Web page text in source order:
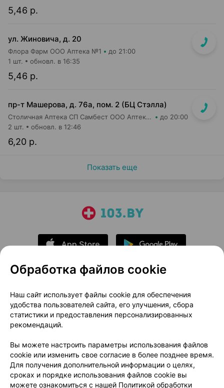
5,46 р.
ул. Жиновича, д. 20
Флора Фарм ООО Аптека №1 до 21:00
5,46 р.
1 шт. обновл. в 16:35
пр-т Машерова, д. 76а, пом. 2 (БЦ Стэлла)
Столичная Аптека СП Самбест ООО Аптека №26 до 20:00
6,20 р.
2 шт. обновл. в 12:46
Показать еще
О проекте
Новости проекта
Размещение рекламы
Медицинский маркетинг
Публичный договор
Доставка
Способы оплаты
Вакансии
Партнеры
Написать руководителю 103.by
Написать в поддержку
Обработка файлов cookie
Наш сайт использует файлы cookie для обеспечения
удобства пользователей сайта, его улучшения, сбора
статистики и предоставления персонализированных
рекомендаций.
Вы можете настроить параметры использования файлов
cookie или изменить свое согласие в более позднее время.
Для получения дополнительной информации о целях,
сроках и порядке использования файлов cookie вы
можете ознакомиться с нашей Политикой обработки